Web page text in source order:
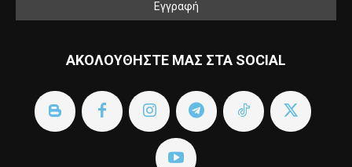
ΑΚΟΛΟΥΘΗΣΤΕ ΜΑΣ ΣΤΑ SOCIAL